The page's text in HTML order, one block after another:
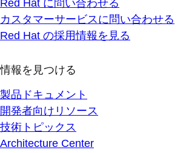
Red Hat に問い合わせる
カスタマーサービスに問い合わせる
Red Hat の採用情報を見る
情報を見つける
製品ドキュメント
開発者向けリソース
技術トピックス
Architecture Center